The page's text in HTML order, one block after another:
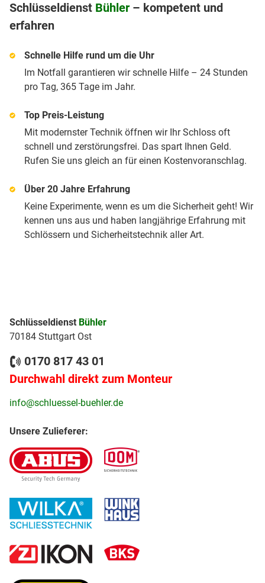
Schlüsseldienst Bühler – kompetent und
erfahren
Schnelle Hilfe rund um die Uhr
Im Notfall garantieren wir schnelle Hilfe – 24 Stunden
pro Tag, 365 Tage im Jahr.
Top Preis-Leistung
Mit modernster Technik öffnen wir Ihr Schloss oft
schnell und zerstörungsfrei. Das spart Ihnen Geld.
Rufen Sie uns gleich an für einen Kostenvoranschlag.
Über 20 Jahre Erfahrung
Keine Experimente, wenn es um die Sicherheit geht! Wir
kennen uns aus und haben langjährige Erfahrung mit
Schlössern und Sicherheitstechnik aller Art.
Schlüsseldienst Bühler
70184 Stuttgart Ost
0170 817 43 01
Durchwahl direkt zum Monteur
info@schluessel-buehler.de
Unsere Zulieferer: